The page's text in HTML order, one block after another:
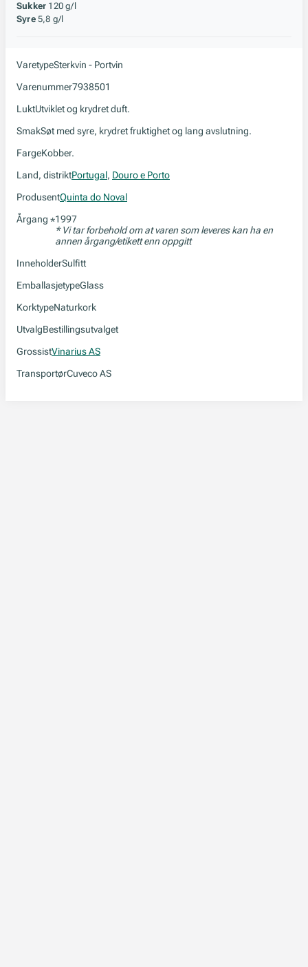
Sukker 120 g/l
Syre 5,8 g/l
VaretypeSterkvin - Portvin
Varenummer7938501
LuktUtviklet og krydret duft.
SmakSøt med syre, krydret fruktighet og lang avslutning.
FargeKobber.
Land, distriktPortugal, Douro e Porto
ProdusentQuinta do Noval
Årgang *1997
* Vi tar forbehold om at varen som leveres kan ha en
annen årgang/etikett enn oppgitt
InneholderSulfitt
EmballasjetypeGlass
KorktypeNaturkork
UtvalgBestillingsutvalget
GrossistVinarius AS
TransportørCuveco AS